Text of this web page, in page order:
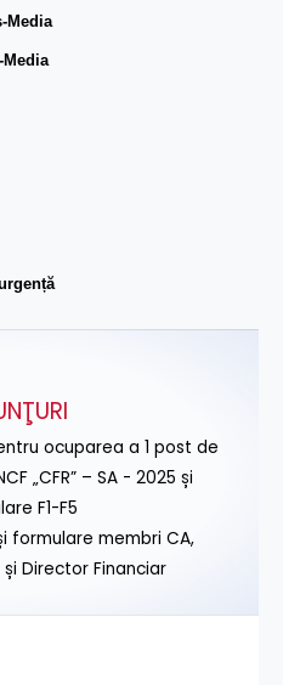
Media
ocuparea a 1 post de
„CFR” – SA - 2025 și
F1-F5
formulare membri CA,
Director Financiar